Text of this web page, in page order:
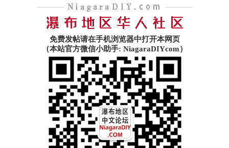
免费发帖请在手机浏览器中打开本网页
（本站官方微信小助手: NiagaraDIYcom）